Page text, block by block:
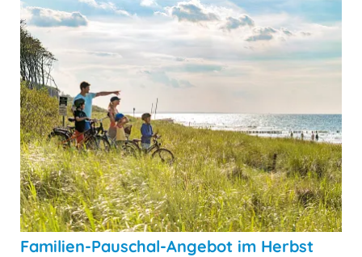
Familien-Pauschal-Angebot im Herbst